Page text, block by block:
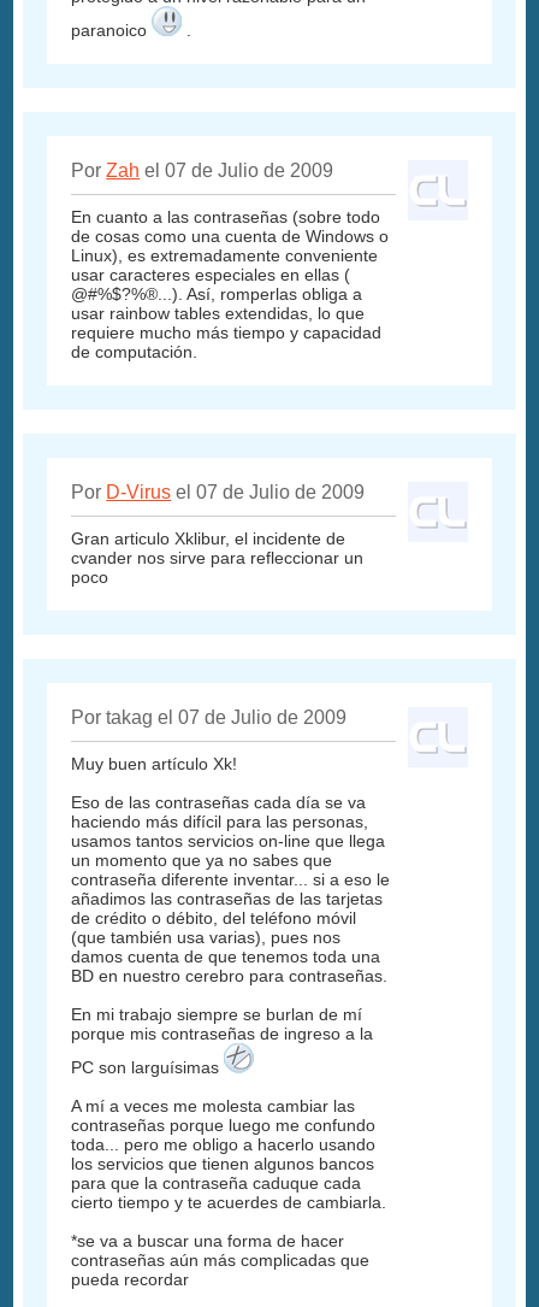
paranoico
PorZah el 07 de Julio de 2009
En cuanto a las contraseñas (sobre todo
de cosas como una cuenta de Windows o
Linux), es extremadamente conveniente
usar caracteres especiales en ellas (
@#%$?%®...). Así, romperlas obliga a
usar rainbow tables extendidas, lo que
requiere mucho más tiempo y capacidad
de computación.
Por D-Virus el 07 de Julio de 2009
Gran articulo Xklibur, el incidente de
cvander nos sirve para refleccionar un
poco
Por takag el 07 de Julio de 2009
Muy buen artículo Xk!
Eso de las contraseñas cada día se va
haciendo más difícil para las personas,
usamos tantos servicios on-line que llega
un momento que ya no sabes que
contraseña diferente inventar... si a eso le
añadimos las contraseñas de las tarjetas
de crédito o débito, del teléfono móvil
(que también usa varias), pues nos
damos cuenta de que tenemos toda una
BD en nuestro cerebro para contraseñas.
En mi trabajo siempre se burlan de mí
porque mis contraseñas de ingreso a la
PC son larguísimas
A mí a veces me molesta cambiar las
contraseñas porque luego me confundo
toda... pero me obligo a hacerlo usando
los servicios que tienen algunos bancos
para que la contraseña caduque cada
cierto tiempo y te acuerdes de cambiarla.
*se va a buscar una forma de hacer
contraseñas aún más complicadas que
pueda recordar